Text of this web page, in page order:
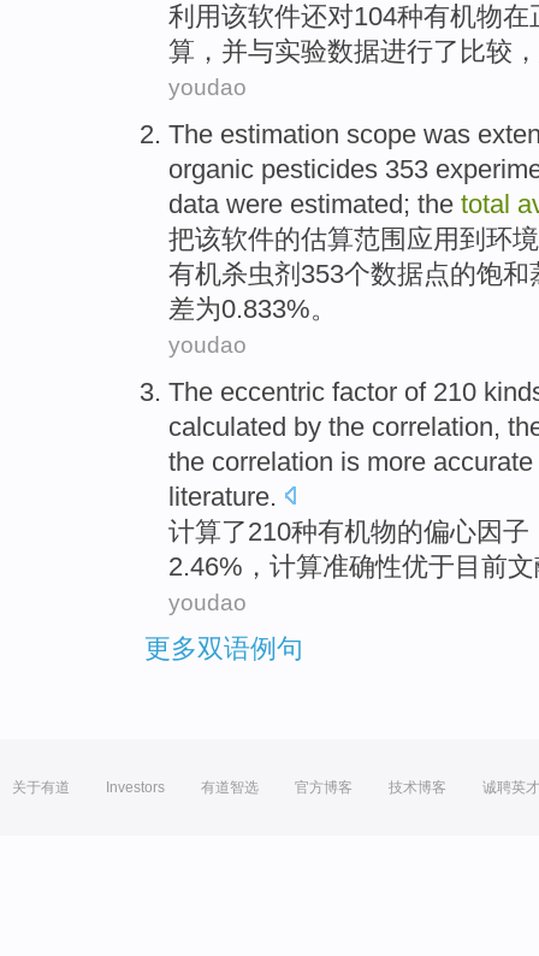
利用该软件还对104种有机物在
算 ， 并与实验数据进行了 比较 ，
youdao
The estimation scope was
organic pesticides 353
data were estimated; the total
把该软件的估算范围 应用到 环境
有机杀虫剂353个数据点的饱和
差为0.833%。
youdao
The eccentric factor of210
calculated by the correlation,
the correlation is more accurate
literature.
计算了210种有机物的偏心因子
2.46%，计算准确性优于目前
youdao
更多双语例句
关于有道 Investors 有道智选 官方博客 技术博客 诚聘英才